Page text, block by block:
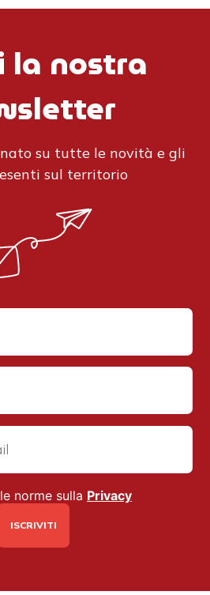
la nostra
su tutte le novità e gli
sul territorio
norme sulla Privacy